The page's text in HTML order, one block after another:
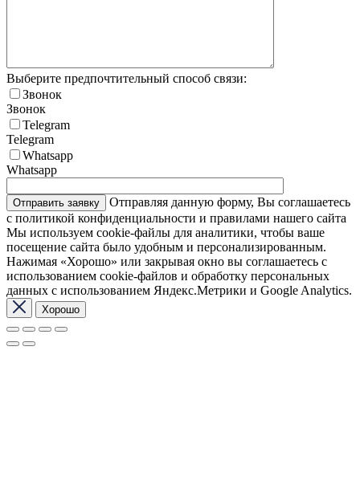
Выберите предпочтительный способ связи:
Звонок
Звонок
Telegram
Telegram
Whatsapp
Whatsapp
Отправляя данную форму, Вы соглашаетесь
с политикой конфиденциальности и правилами нашего сайта
Мы используем cookie-файлы для аналитики, чтобы ваше
посещение сайта было удобным и персонализированным.
Нажимая «Хорошо» или закрывая окно вы соглашаетесь с
использованием cookie-файлов и обработку персональных
данных с использованием Яндекс.Метрики и Google Analytics.
Хорошо